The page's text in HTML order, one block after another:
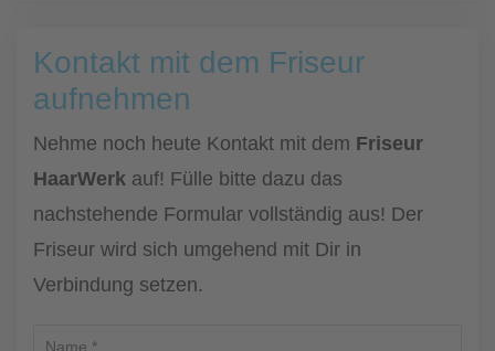
Kontakt mit dem Friseur
aufnehmen
Nehme noch heute Kontakt mit dem Friseur
HaarWerk auf! Fülle bitte dazu das
nachstehende Formular vollständig aus! Der
Friseur wird sich umgehend mit Dir in
Verbindung setzen.